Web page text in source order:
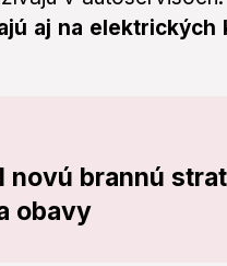
aj na elektrických
brannú
obavy